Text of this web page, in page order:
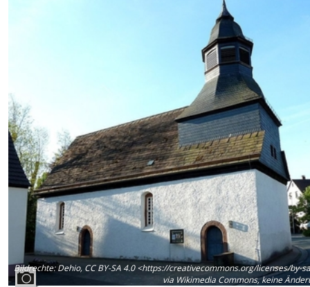
Bildrechte:Dehio, CC BY-SA 4.0 <https://creativecommons.org/licenses/by-
via Wikimedia Commons, keine